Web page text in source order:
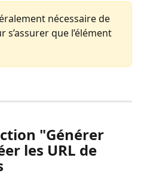
nécessaire de
s’assurer que l’élément
"Générer
les URL de